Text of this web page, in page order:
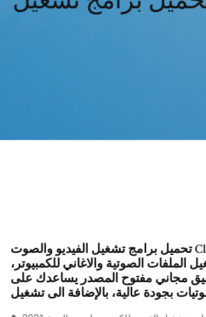
تحميل برامج تشغيل الفيديو والصوت Clementine 1.3.1
الملفات الصوتية والاغاني للكمبيوتر،
مجاني مفتوح المصدر يساعدك على
بجودة عالية، بالإضافة الى تشغيل